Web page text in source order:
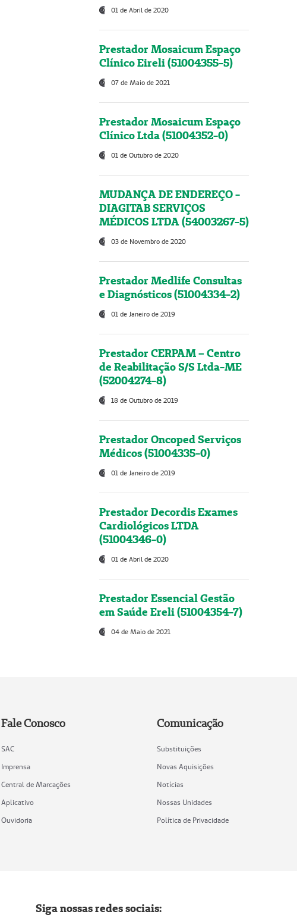
01 de Abril de 2020
Prestador Mosaicum Espaço
Clínico Eireli (51004355-5)
07 de Maio de 2021
Prestador Mosaicum Espaço
Clínico Ltda (51004352-0)
01 de Outubro de 2020
MUDANÇA DE ENDEREÇO -
DIAGITAB SERVIÇOS
MÉDICOS LTDA (54003267-5)
03 de Novembro de 2020
Prestador Medlife Consultas
e Diagnósticos (51004334-2)
01 de Janeiro de 2019
Prestador CERPAM – Centro
de Reabilitação S/S Ltda-ME
(52004274-8)
18 de Outubro de 2019
Prestador Oncoped Serviços
Médicos (51004335-0)
01 de Janeiro de 2019
Prestador Decordis Exames
Cardiológicos LTDA
(51004346-0)
01 de Abril de 2020
Prestador Essencial Gestão
em Saúde Ereli (51004354-7)
04 de Maio de 2021
Fale Conosco
SAC
Imprensa
Central de Marcações
Aplicativo
Ouvidoria
Comunicação
Substituições
Novas Aquisições
Notícias
Nossas Unidades
Política de Privacidade
Siga nossas redes sociais: